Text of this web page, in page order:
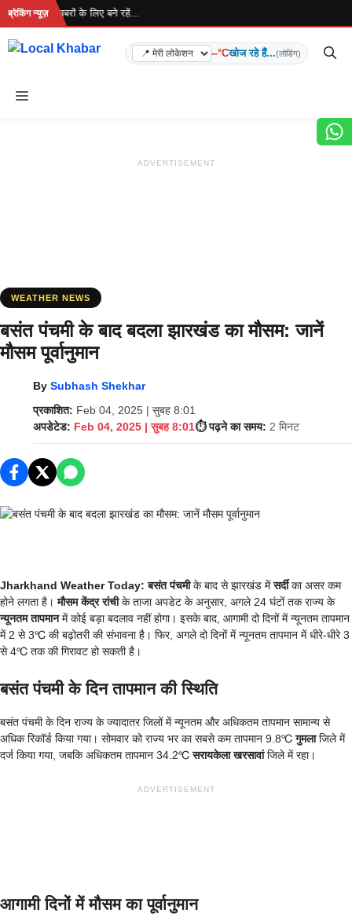
Skip
content
ब्रेकिंग न्यूज़
है... ताज़ा खबरों के लिए बने रहें...
--°Cखोज रहे हैं...(लोडिंग)
Menu
ADVERTISEMENT
WEATHER NEWS
बसंत पंचमी के बाद बदला झारखंड का मौसम: जानें
मौसम पूर्वानुमान
By Subhash Shekhar
प्रकाशित: Feb 04, 2025 | सुबह 8:01
अपडेटेड: Feb 04, 2025 | सुबह 8:01⏱️ पढ़ने का समय: 2 मिनट
Jharkhand Weather Today: बसंत पंचमीके बाद से झारखंड मेंसर्दीका असर कम
होने लगता है।मौसम केंद्र रांचीके ताजा अपडेट के अनुसार, अगले 24 घंटों तक राज्य के
न्यूनतम तापमानमें कोई बड़ा बदलाव नहीं होगा। इसके बाद, आगामी दो दिनों में न्यूनतम तापमान
में 2 से 3℃ की बढ़ोतरी की संभावना है। फिर, अगले दो दिनों में न्यूनतम तापमान में धीरे-धीरे 3
से 4℃ तक की गिरावट हो सकती है।
बसंत पंचमी के दिन तापमान की स्थिति
बसंत पंचमी के दिन राज्य के ज्यादातर जिलों में न्यूनतम और अधिकतम तापमान सामान्य से
अधिक रिकॉर्ड किया गया। सोमवार को राज्य भर का सबसे कम तापमान 9.8℃गुमलाजिले में
दर्ज किया गया, जबकि अधिकतम तापमान 34.2℃सरायकेला खरसावांजिले में रहा।
ADVERTISEMENT
आगामी दिनों में मौसम का पूर्वानुमान